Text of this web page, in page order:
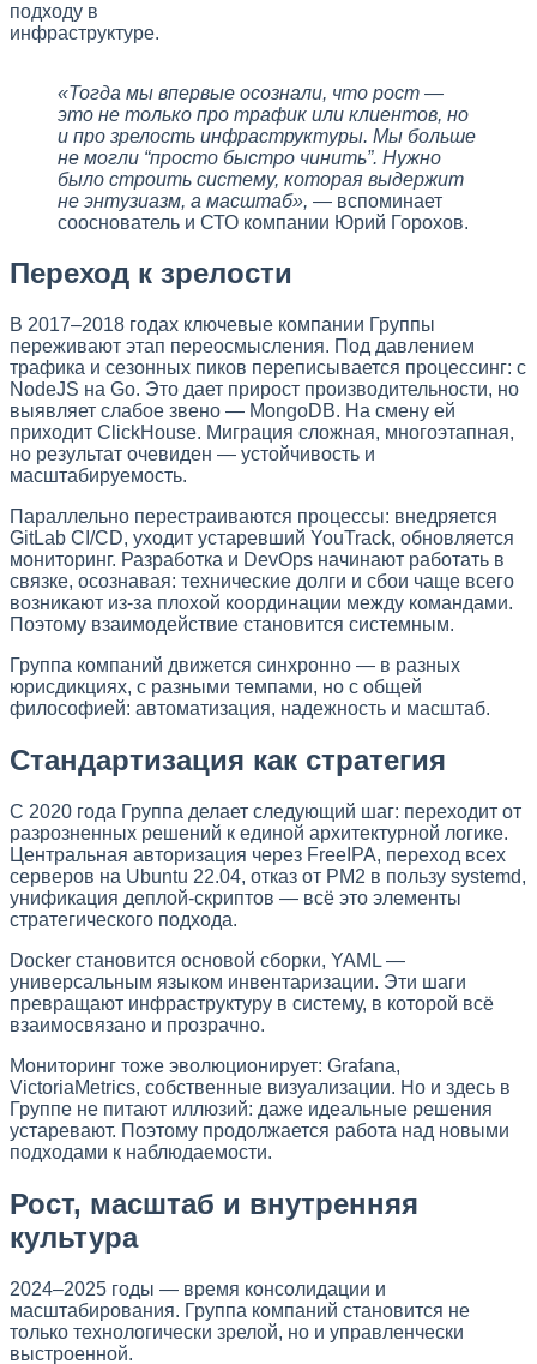
подходу в
инфраструктуре.
«Тогда мы впервые осознали, что рост —
это не только про трафик или клиентов, но
и про зрелость инфраструктуры. Мы больше
не могли “просто быстро чинить”. Нужно
было строить систему, которая выдержит
не энтузиазм, а масштаб», — вспоминает
сооснователь и СТО компании Юрий Горохов.
Переход к зрелости
В 2017–2018 годах ключевые компании Группы
переживают этап переосмысления. Под давлением
трафика и сезонных пиков переписывается процессинг: с
NodeJS на Go. Это дает прирост производительности, но
выявляет слабое звено — MongoDB. На смену ей
приходит ClickHouse. Миграция сложная, многоэтапная,
но результат очевиден — устойчивость и
масштабируемость.
Параллельно перестраиваются процессы: внедряется
GitLab CI/CD, уходит устаревший YouTrack, обновляется
мониторинг. Разработка и DevOps начинают работать в
связке, осознавая: технические долги и сбои чаще всего
возникают из-за плохой координации между командами.
Поэтому взаимодействие становится системным.
Группа компаний движется синхронно — в разных
юрисдикциях, с разными темпами, но с общей
философией: автоматизация, надежность и масштаб.
Стандартизация как стратегия
С 2020 года Группа делает следующий шаг: переходит от
разрозненных решений к единой архитектурной логике.
Центральная авторизация через FreeIPA, переход всех
серверов на Ubuntu 22.04, отказ от PM2 в пользу systemd,
унификация деплой-скриптов — всё это элементы
стратегического подхода.
Docker становится основой сборки, YAML —
универсальным языком инвентаризации. Эти шаги
превращают инфраструктуру в систему, в которой всё
взаимосвязано и прозрачно.
Мониторинг тоже эволюционирует: Grafana,
VictoriaMetrics, собственные визуализации. Но и здесь в
Группе не питают иллюзий: даже идеальные решения
устаревают. Поэтому продолжается работа над новыми
подходами к наблюдаемости.
Рост, масштаб и внутренняя
культура
2024–2025 годы — время консолидации и
масштабирования. Группа компаний становится не
только технологически зрелой, но и управленчески
выстроенной.